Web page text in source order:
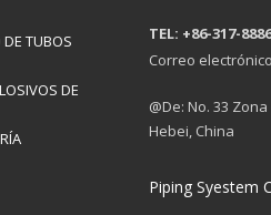
DE TUBOS
DE
TEL: +86-317-
Correo
@De: No. 33
Hebei, China
Piping Syestem